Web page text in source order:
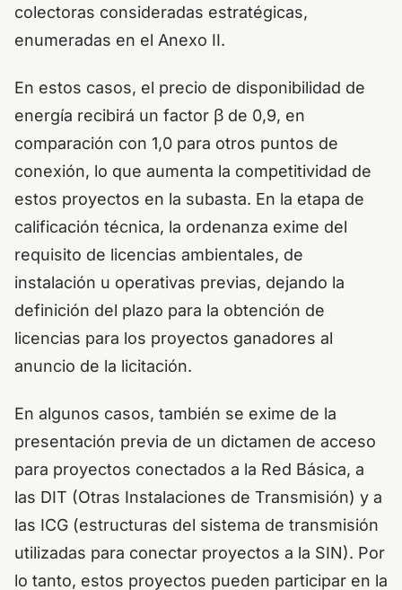
colectoras consideradas estratégicas,
enumeradas en el Anexo II.
En estos casos, el precio de disponibilidad de
energía recibirá un factor β de 0,9, en
comparación con 1,0 para otros puntos de
conexión, lo que aumenta la competitividad de
estos proyectos en la subasta. En la etapa de
calificación técnica, la ordenanza exime del
requisito de licencias ambientales, de
instalación u operativas previas, dejando la
definición del plazo para la obtención de
licencias para los proyectos ganadores al
anuncio de la licitación.
En algunos casos, también se exime de la
presentación previa de un dictamen de acceso
para proyectos conectados a la Red Básica, a
las DIT (Otras Instalaciones de Transmisión) y a
las ICG (estructuras del sistema de transmisión
utilizadas para conectar proyectos a la SIN). Por
lo tanto, estos proyectos pueden participar en la